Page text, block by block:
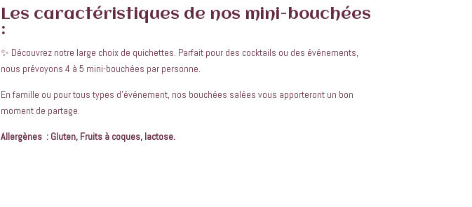
Les caractéristiques de nos mini-bouchées
:
✨ Découvrez notre large choix de quichettes. Parfait pour des cocktails ou des événements,
nous prévoyons 4 à 5 mini-bouchées par personne.
En famille ou pour tous types d'événement, nos bouchées salées vous apporteront un bon
moment de partage.
Allergènes : Gluten, Fruits à coques, lactose.